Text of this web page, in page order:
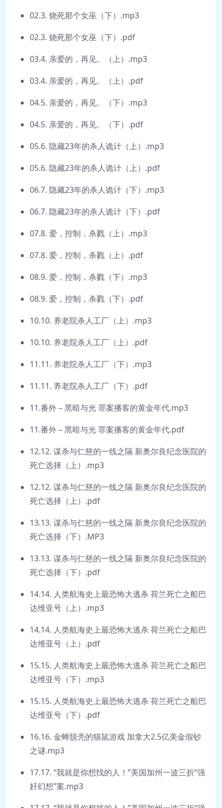
02.3. 烧死那个女巫（下）.mp3
02.3. 烧死那个女巫（下）.pdf
03.4. 亲爱的，再见。（上）.mp3
03.4. 亲爱的，再见。（上）.pdf
04.5. 亲爱的，再见。（下）.mp3
04.5. 亲爱的，再见。（下）.pdf
05.6. 隐藏23年的杀人诡计（上）.mp3
05.6. 隐藏23年的杀人诡计（上）.pdf
06.7. 隐藏23年的杀人诡计（下）.mp3
06.7. 隐藏23年的杀人诡计（下）.pdf
07.8. 爱，控制，杀戮（上）.mp3
07.8. 爱，控制，杀戮（上）.pdf
08.9. 爱，控制，杀戮（下）.mp3
08.9. 爱，控制，杀戮（下）.pdf
10.10. 养老院杀人工厂（上）.mp3
10.10. 养老院杀人工厂（上）.pdf
11.11. 养老院杀人工厂（下）.mp3
11.11. 养老院杀人工厂（下）.pdf
11.番外 – 黑暗与光 罪案播客的黄金年代.mp3
11.番外 – 黑暗与光 罪案播客的黄金年代.pdf
12.12. 谋杀与仁慈的一线之隔 新奥尔良纪念医院的
死亡选择（上）.mp3
12.12. 谋杀与仁慈的一线之隔 新奥尔良纪念医院的
死亡选择（上）.pdf
13.13. 谋杀与仁慈的一线之隔 新奥尔良纪念医院的
死亡选择（下）.MP3
13.13. 谋杀与仁慈的一线之隔 新奥尔良纪念医院的
死亡选择（下）.pdf
14.14. 人类航海史上最恐怖大逃杀 荷兰死亡之船巴
达维亚号（上）.mp3
14.14. 人类航海史上最恐怖大逃杀 荷兰死亡之船巴
达维亚号（上）.pdf
15.15. 人类航海史上最恐怖大逃杀 荷兰死亡之船巴
达维亚号（下）.mp3
15.15. 人类航海史上最恐怖大逃杀 荷兰死亡之船巴
达维亚号（下）.pdf
16.16. 金蝉脱壳的猫鼠游戏 加拿大2.5亿美金假钞
之谜.mp3
17.17. “我就是你想找的人！”美国加州一波三折“强
奸幻想”案.mp3